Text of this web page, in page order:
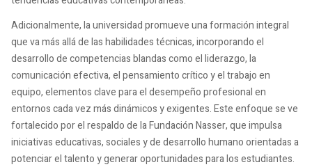
Adicionalmente, la universidad promueve una formación integral
que va más allá de las habilidades técnicas, incorporando el
desarrollo de competencias blandas como el liderazgo, la
comunicación efectiva, el pensamiento crítico y el trabajo en
equipo, elementos clave para el desempeño profesional en
entornos cada vez más dinámicos y exigentes. Este enfoque se ve
fortalecido por el respaldo de la Fundación Nasser, que impulsa
iniciativas educativas, sociales y de desarrollo humano orientadas a
potenciar el talento y generar oportunidades para los estudiantes.